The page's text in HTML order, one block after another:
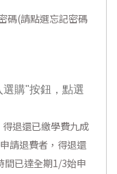
碼(請點選忘記密碼
購"按鈕，點選
退還已繳學費九成
請退費者，得退還
間已達全期1/3始申